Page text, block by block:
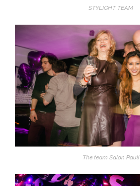
STYLIGHT TEAM
The team Salon Pauli